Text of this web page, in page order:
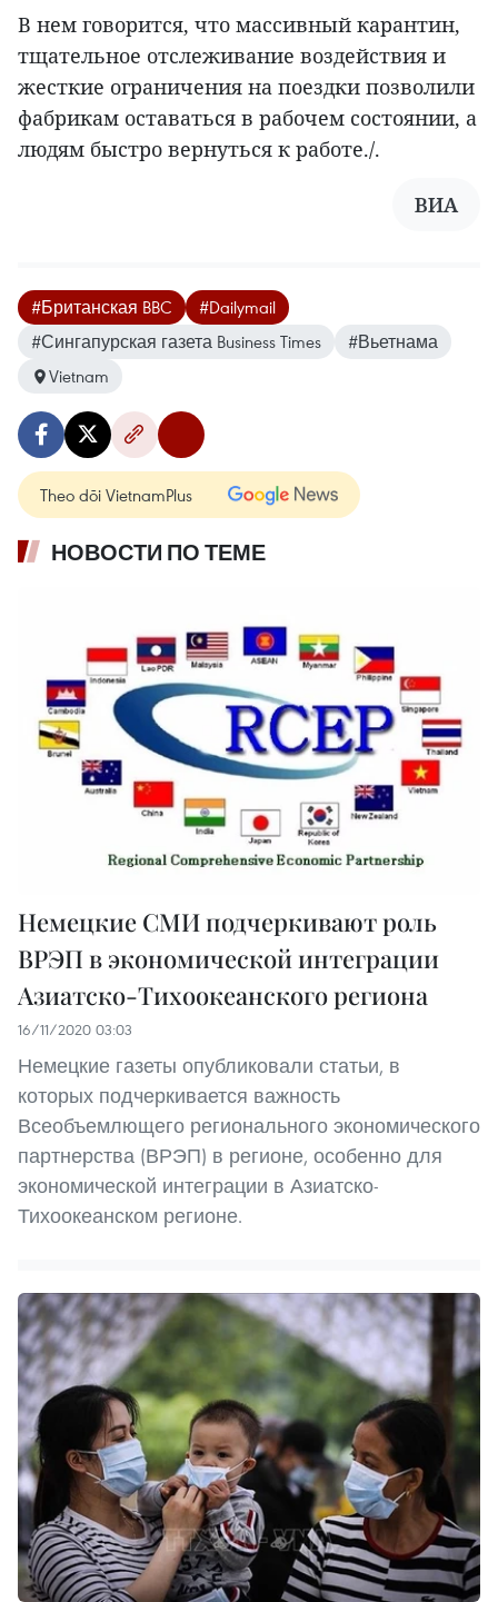
В нем говорится, что массивный карантин,
тщательное отслеживание воздействия и
жесткие ограничения на поездки позволили
фабрикам оставаться в рабочем состоянии, а
людям быстро вернуться к работе./.
ВИА
#Британская BBC
#Dailymail
#Сингапурская газета Business Times
#Вьетнама
Vietnam
Theo dõi VietnamPlus
НОВОСТИ ПО ТЕМЕ
Немецкие СМИ подчеркивают роль
ВРЭП в экономической интеграции
Азиатско-Тихоокеанского региона
16/11/2020 03:03
Немецкие газеты опубликовали статьи, в
которых подчеркивается важность
Всеобъемлющего регионального экономического
партнерства (ВРЭП) в регионе, особенно для
экономической интеграции в Азиатско-
Тихоокеанском регионе.